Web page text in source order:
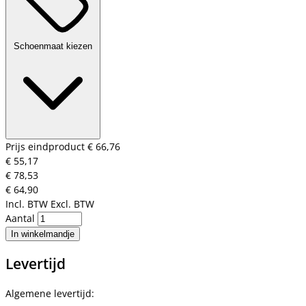
Schoenmaat kiezen
Prijs eindproduct € 66,76
€ 55,17
€ 78,53
€ 64,90
Incl. BTW Excl. BTW
Aantal
In winkelmandje
Levertijd
Algemene levertijd: